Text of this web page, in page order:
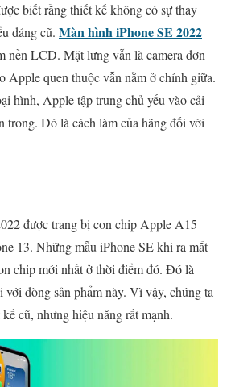
biết rằng thiết kế không có sự thay
dáng cũ. Màn hình iPhone SE 2022
nền LCD. Mặt lưng vẫn là camera đơn
Apple quen thuộc vẫn nằm ở chính giữa.
hình, Apple tập trung chủ yếu vào cải
trong. Đó là cách làm của hãng đối với
được trang bị con chip Apple A15
13. Những mẫu iPhone SE khi ra mắt
chip mới nhất ở thời điểm đó. Đó là
dòng sản phẩm này. Vì vậy, chúng ta
cũ, nhưng hiệu năng rất mạnh.